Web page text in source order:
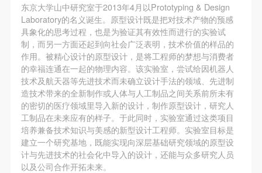
东京大学山中研究室于2013年4月以Prototyping & Design
Laboratory的名义诞生。原型设计既是把对技术产物的预感
具象化的思考过程，也是为验证其有效性而进行的实验试
制，而另一方面还起到向社会广泛表明，技术价值的样品的
作用。被精心设计的原型设计，是将工程师的梦想与消费者
的幸福连通在一起的物理内容。该实验室，尝试给因机器人
技术及航天器等先进技术而未确立设计手法的领域、先进制
造技术带来的全新制作或人体与人工制品之间关系前所未有
的密切的医疗领域里导入新的设计，制作原型设计，研究人
工制品在未来应有的样子。于此同时，实验室通过这类项目
培养兼备技术知识与美感的新型设计工程师。实验室目标是
建立一个研究基地，既能实现向深层基础研究领域的原型设
计与先进技术的社会化中导入的设计，还能与众多研究人员
以及公司合作开拓未来。